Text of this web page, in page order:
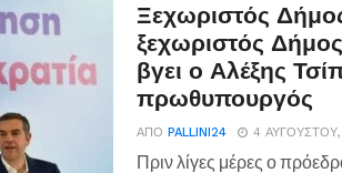
Ξεχωριστός
ξεχωριστός
βγει ο Αλέξης
πρωθυπουργός
ΑΠΌPALLINI24 4
Πριν λίγες μέρες ο